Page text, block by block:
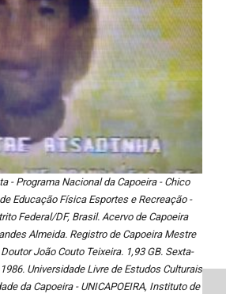
- Programa Nacional da Capoeira - Chico
Educação Física Esportes e Recreação -
Federal/DF, Brasil. Acervo de Capoeira
Almeida. Registro de Capoeira Mestre
João Couto Teixeira. 1,93 GB. Sexta-
Universidade Livre de Estudos Culturais
da Capoeira - UNICAPOEIRA, Instituto de